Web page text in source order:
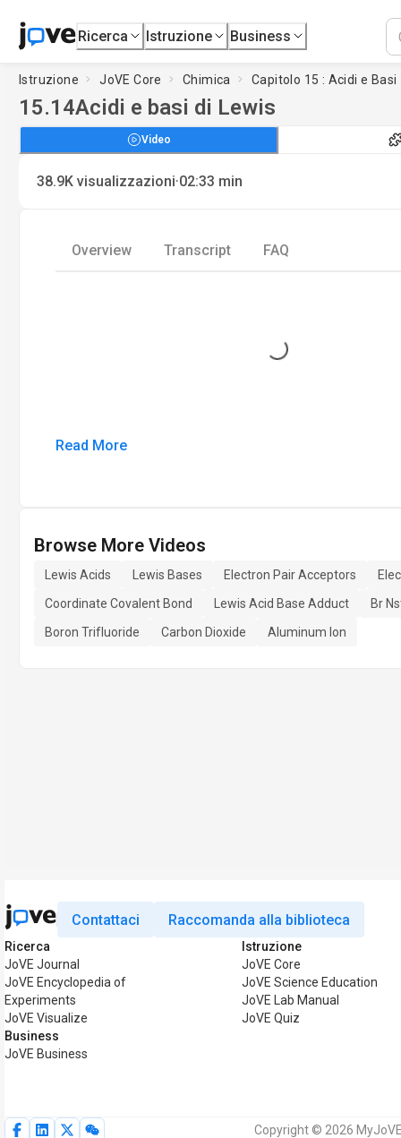
Ricerca Istruzione Business
Istruzione JoVE Core Chimica Capitolo 15 : Acidi e Basi
15.14Acidi e basi di Lewis
Video
38.9K visualizzazioni·02:33 min
Overview Transcript FAQ
Loading...
Read More
Browse More Videos
Lewis Acids Lewis Bases Electron Pair Acceptors
Coordinate Covalent Bond
Lewis Acid Base Adduct
Br
Boron Trifluoride
Carbon Dioxide Aluminum Ion
Contattaci Raccomanda alla biblioteca
Ricerca
JoVE Journal
JoVE Encyclopedia of
Experiments
JoVE Visualize
Business
JoVE Business
Istruzione
JoVE Core
JoVE Science Education
JoVE Lab Manual
JoVE Quiz
Copyright © 2026